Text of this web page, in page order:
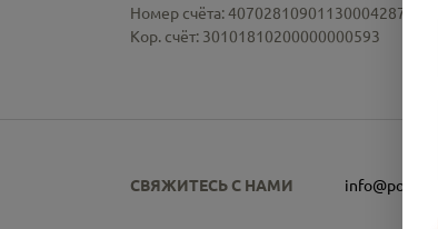
Номер счёта: 40702810901130004287
Кор. счёт: 30101810200000000593
СВЯЖИТЕСЬ С НАМИ